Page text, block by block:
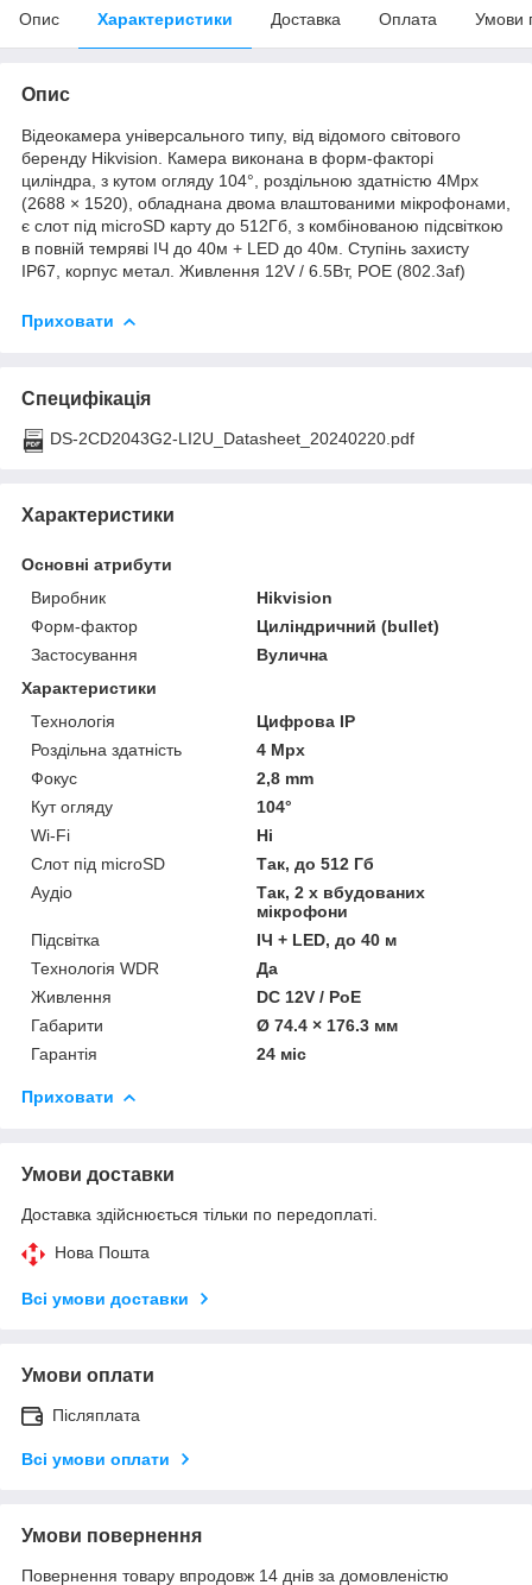
Опис Характеристики Доставка Оплата Умови
Опис
Відеокамера універсального типу, від відомого світового
беренду Hikvision. Камера виконана в форм-факторі
циліндра, з кутом огляду 104°, роздільною здатністю 4Mpx
(2688 × 1520), обладнана двома влаштованими мікрофонами,
є слот під microSD карту до 512Гб, з комбінованою підсвіткою
в повній темряві ІЧ до 40м + LED до 40м. Ступінь захисту
ІР67, корпус метал. Живлення 12V / 6.5Вт, РОЕ (802.3af)
Приховати
Специфікація
DS-2CD2043G2-LI2U_Datasheet_20240220.pdf
Характеристики
Основні атрибути
Виробник
Hikvision
Форм-фактор
Циліндричний (bullet)
Застосування
Вулична
Характеристики
Технологія
Цифрова ІР
Роздільна здатність
4 Mpx
Фокус
2,8 mm
Кут огляду
104°
Wi-Fi
Ні
Слот під microSD
Так, до 512 Гб
Аудіо
Так, 2 х вбудованих
мікрофони
Підсвітка
ІЧ + LED, до 40 м
Технологія WDR
Да
Живлення
DC 12V / PoE
Габарити
Ø 74.4 × 176.3 мм
Гарантія
24 міс
Приховати
Умови доставки
Доставка здійснюється тільки по передоплаті.
Нова Пошта
Всі умови доставки
Умови оплати
Післяплата
Всі умови оплати
Умови повернення
Повернення товару впродовж 14 днів за домовленістю